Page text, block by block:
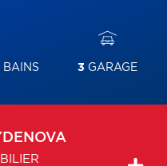
BAINS 3 GARAGE